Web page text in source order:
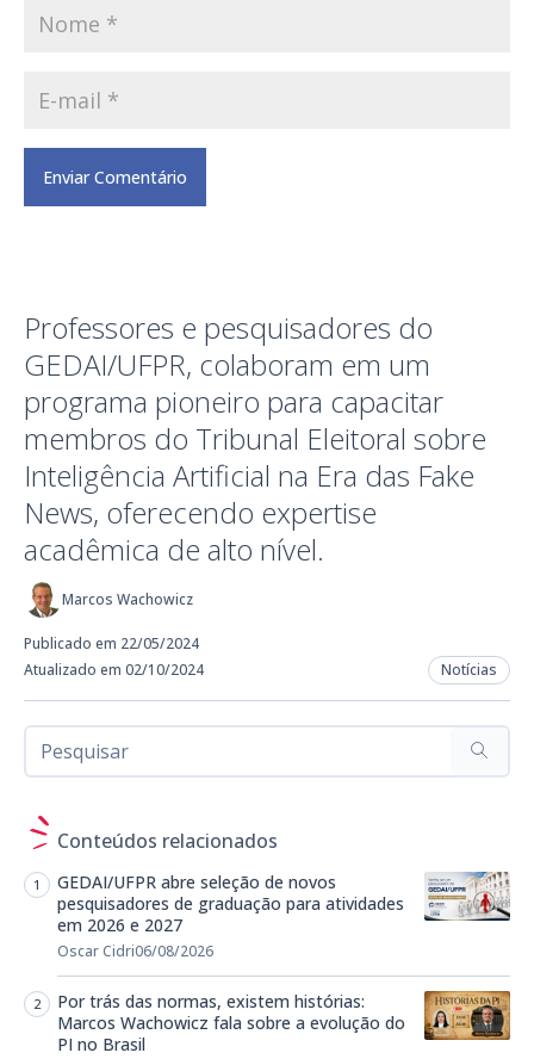
Professores e pesquisadores do
GEDAI/UFPR, colaboram em um
programa pioneiro para capacitar
membros do Tribunal Eleitoral sobre
Inteligência Artificial na Era das Fake
News, oferecendo expertise
acadêmica de alto nível.
Marcos Wachowicz
Publicado em 22/05/2024
Atualizado em 02/10/2024
Notícias
Conteúdos relacionados
GEDAI/UFPR abre seleção de novos
pesquisadores de graduação para atividades
em 2026 e 2027
Oscar Cidri06/08/2026
Por trás das normas, existem histórias:
Marcos Wachowicz fala sobre a evolução do
PI no Brasil